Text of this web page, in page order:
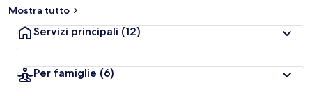
i
i
Mostra tutto
Servizi principali (12)
Per famiglie (6)